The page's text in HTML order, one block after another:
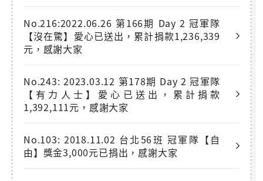
No.216:2022.06.26 第166期 Day 2 冠軍隊
【沒在驚】愛心已送出，累計捐款1,236,339
元，感謝大家
No.243: 2023.03.12 第178期 Day 2 冠軍隊
【有力人士】愛心已送出，累計捐款
1,392,111元，感謝大家
No.103: 2018.11.02 台北56班 冠軍隊【自
由】獎金3,000元已捐出，感謝大家